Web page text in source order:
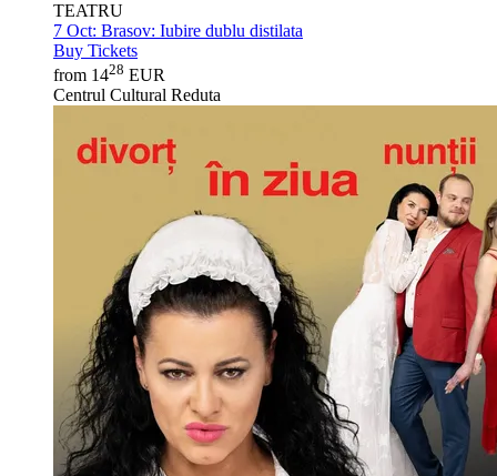
TEATRU
7 Oct: Brasov: Iubire dublu distilata
Buy Tickets
from 1428 EUR
Centrul Cultural Reduta